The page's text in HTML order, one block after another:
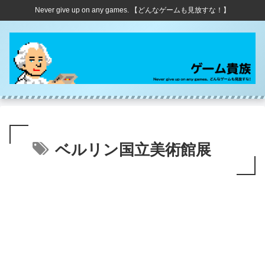
Never give up on any games. 【どんなゲームも見放すな！】
ベルリン国立美術館展